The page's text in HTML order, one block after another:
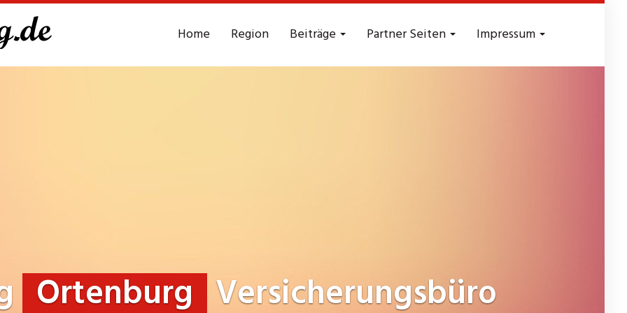
Home Region Beiträge Partner Seiten Impressum
Ortenburg Versicherungsbüro